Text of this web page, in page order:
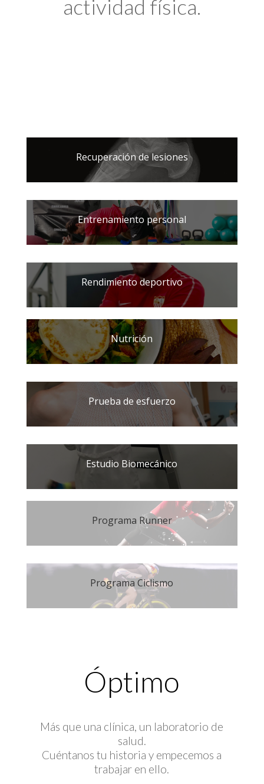
actividad física.
Recuperación de lesiones
Entrenamiento personal
Rendimiento deportivo
Nutrición
Prueba de esfuerzo
Estudio Biomecánico
Programa Runner
Programa Ciclismo
Óptimo
Más que una clínica, un laboratorio de
salud.
Cuéntanos tu historia y empecemos a
trabajar en ello.